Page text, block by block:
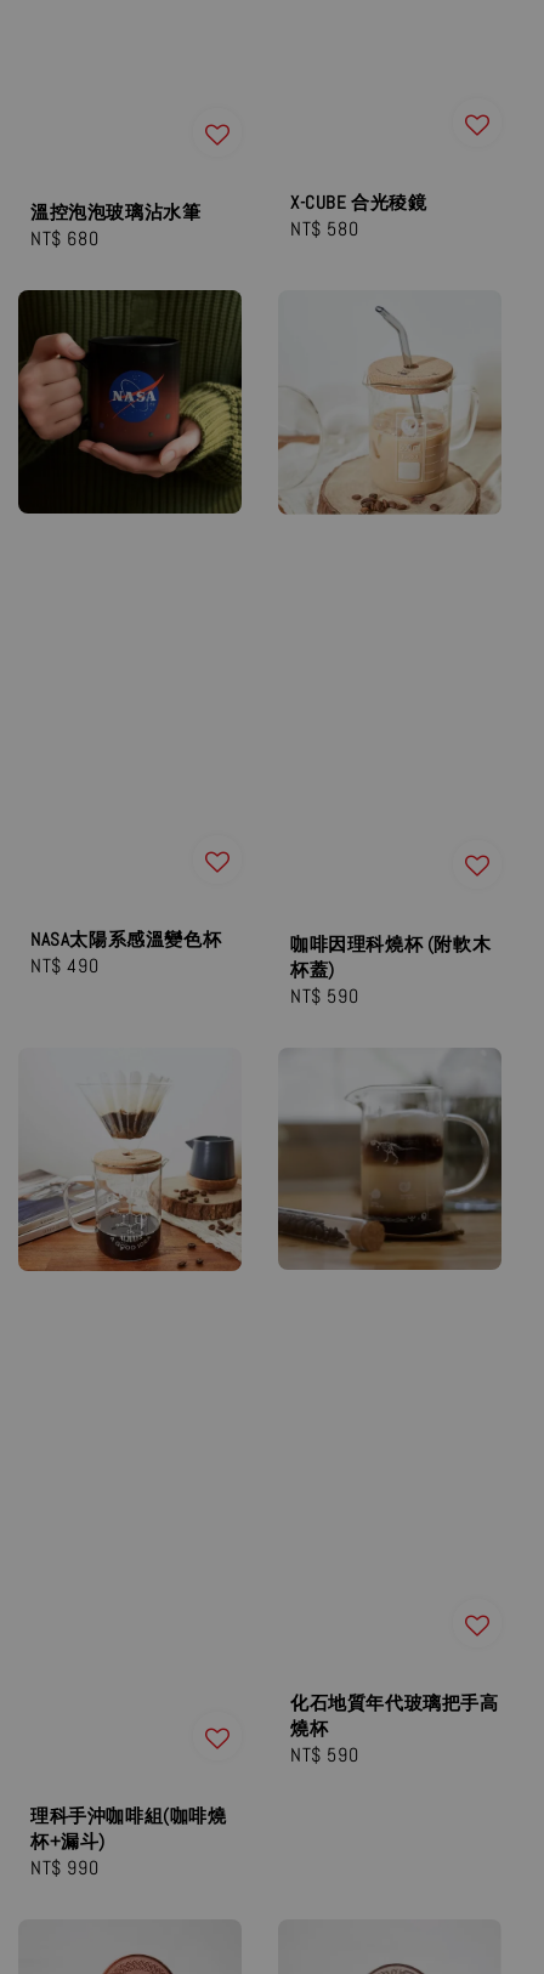
溫控泡泡玻璃沾水筆
Regular
NT$ 680
X-CUBE 合光稜鏡
Regular
NT$ 580
NASA太陽系感溫變色杯
Regular
NT$ 490
咖啡因理科燒杯 (附軟木
杯蓋)
Regular
NT$ 590
理科手沖咖啡組(咖啡燒
杯+漏斗)
Regular
NT$ 990
化石地質年代玻璃把手高
燒杯
Regular
NT$ 590